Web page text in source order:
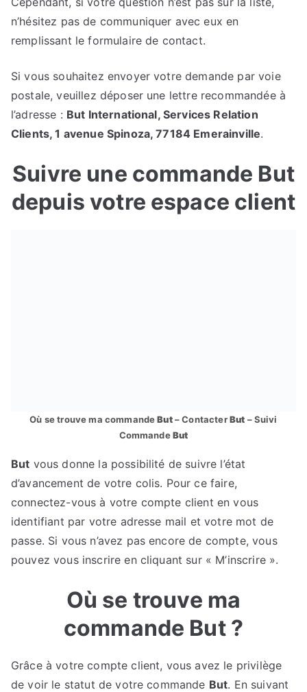
n’hésitez pas de communiquer avec eux en
remplissant le formulaire de contact.
Si vous souhaitez envoyer votre demande par voie
postale, veuillez déposer une lettre recommandée à
l’adresse : But International, Services Relation
Clients, 1 avenue Spinoza, 77184 Emerainville.
Suivre une commande But
depuis votre espace client
Où se trouve ma commandeBut– ContacterBut – Suivi
CommandeBut
But vous donne la possibilité de suivre l’état
d’avancement de votre colis. Pour ce faire,
connectez-vous à votre compte client en vous
identifiant par votre adresse mail et votre mot de
passe. Si vous n’avez pas encore de compte, vous
pouvez vous inscrire en cliquant sur « M’inscrire ».
Où se trouve ma
commande But ?
Grâce à votre compte client, vous avez le privilège
de voir le statut de votre commande But. En suivant